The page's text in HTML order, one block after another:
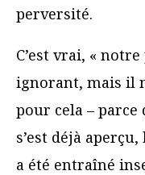
perversité.
C’est vrai, «
ignorant, mais il
pour cela – parce
s’est déjà
a été entraîné